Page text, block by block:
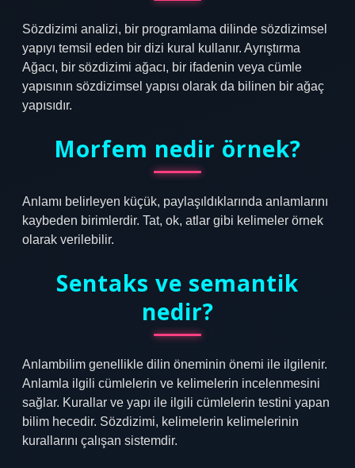
Sözdizimi analizi, bir programlama dilinde sözdizimsel
yapıyı temsil eden bir dizi kural kullanır. Ayrıştırma
Ağacı, bir sözdizimi ağacı, bir ifadenin veya cümle
yapısının sözdizimsel yapısı olarak da bilinen bir ağaç
yapısıdır.
Morfem nedir örnek?
Anlamı belirleyen küçük, paylaşıldıklarında anlamlarını
kaybeden birimlerdir. Tat, ok, atlar gibi kelimeler örnek
olarak verilebilir.
Sentaks ve semantik
nedir?
Anlambilim genellikle dilin öneminin önemi ile ilgilenir.
Anlamla ilgili cümlelerin ve kelimelerin incelenmesini
sağlar. Kurallar ve yapı ile ilgili cümlelerin testini yapan
bilim hecedir. Sözdizimi, kelimelerin kelimelerinin
kurallarını çalışan sistemdir.